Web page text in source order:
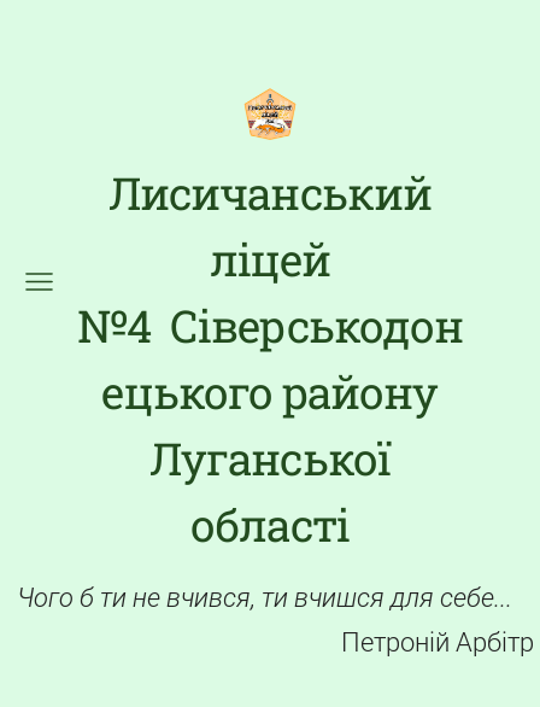
Лисичанський
ліцей
№4 Сіверськодон
ецького району
Луганської
області
Чого б ти не вчився, ти вчишся для себе...
Петроній Арбітр